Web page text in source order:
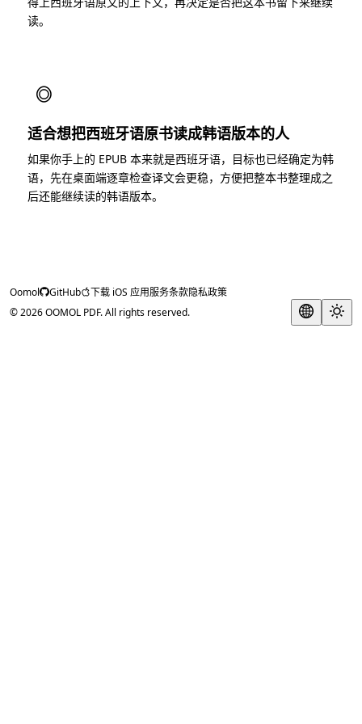
读。
◎
适合想把西班牙语原书读成韩语版本的人
如果你手上的 EPUB 本来就是西班牙语，目标也已经确定为韩
语，先在桌面端逐章检查译文会更稳，方便把整本书整理成之
后还能继续读的韩语版本。
Oomol GitHub 下载 iOS 应用服务条款隐私政策
© 2026 OOMOL PDF. All rights reserved.